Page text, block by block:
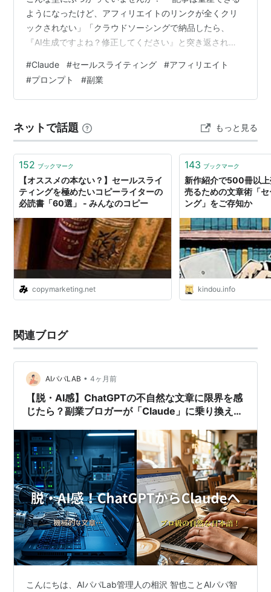
ようになったけど、アフィリエイトのリンクが全くクリ
ックされない」「クラウドソーシングで納品したら、
『AI生成ですよね？修正してください』と突き返され
は、モノを売るための「営業の基本」がスッポリ抜け落
ちているからです。 長年、対面の現場やアフィリエイト
運用で顧客と向き合ってくると痛感しますが、人は「正
てくれている！」という共感があって初めて、財布の紐
を緩めます。 この記事では、最も人間らしい…
#Claude #セールスライティング #アフィリエイト
#プロンプト #副業
ネットで話題 もっと見る
152 ブックマーク
【オススメの本ない？】セールスライ
ティングを極めたいコピーライターの
必読書「60選」 - みんなのコピー
copymarketing.net
143 ブックマーク
新作紹介で500冊以
売るための文章術「
ング」をご存知か
kindou.info
関連ブログ
AIパパLAB • 4ヶ月前
【脱・AI感】ChatGPTの不自然な文章に限界を感
じたら？副業ブロガーが「Claude」に乗り換える
こんにちは、AIパパLab管理人の相沢 智也ことAIパパ智